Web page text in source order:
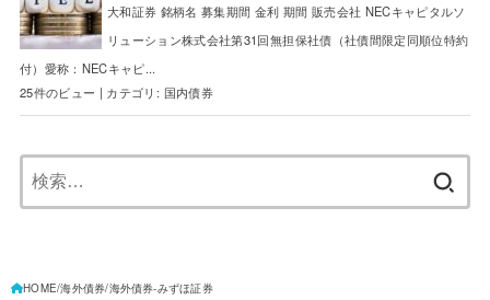
大和証券 銘柄名 募集期間 金利 期間 販売会社 NECキャピタルソ
リューション株式会社第31回無担保社債（社債間限定同順位特約
付）愛称：NECキャピ...
25件のビュー | カテゴリ: 国内債券
HOME 海外債券 海外債券-みずほ証券